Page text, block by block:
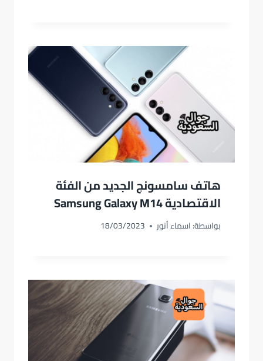
هاتف سامسونج الجديد من الفئة
الاقتصادية Samsung Galaxy M14
بواسطة:اسماء أنور 18/03/2023